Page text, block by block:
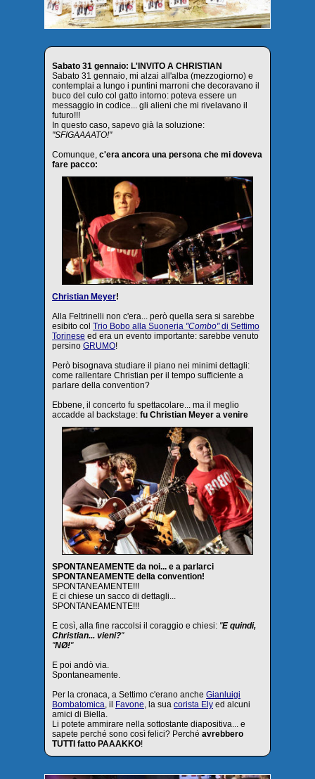
Sabato 31 gennaio: L'INVITO A CHRISTIAN
Sabato 31 gennaio, mi alzai all'alba (mezzogiorno) e
contemplai a lungo i puntini marroni che decoravano il
buco del culo col gatto intorno: poteva essere un
messaggio in codice... gli alieni che mi rivelavano il
futuro!!!
In questo caso, sapevo già la soluzione:
"SFIGAAAATO!"
Comunque, c'era ancora una persona che mi doveva
fare pacco:
Christian Meyer!
Alla Feltrinelli non c'era... però quella sera si sarebbe
esibito col Trio Bobo alla Suoneria "Combo"di Settimo
Torinese ed era un evento importante: sarebbe venuto
persino GRUMO!
Però bisognava studiare il piano nei minimi dettagli:
come rallentare Christian per il tempo sufficiente a
parlare della convention?
Ebbene, il concerto fu spettacolare... ma il meglio
accadde al backstage: fu Christian Meyer a venire
SPONTANEAMENTE da noi... e a parlarci
SPONTANEAMENTE della convention!
SPONTANEAMENTE!!!
E ci chiese un sacco di dettagli...
SPONTANEAMENTE!!!
E così, alla fine raccolsi il coraggio e chiesi: "E quindi,
Christian... vieni?"
"NØ!"
E poi andò via.
Spontaneamente.
Per la cronaca, a Settimo c'erano anche Gianluigi
Bombatomica, il Favone, la sua corista Ely ed alcuni
amici di Biella.
Li potete ammirare nella sottostante diapositiva... e
sapete perché sono così felici? Perché avrebbero
TUTTI fatto PAAAKKO!